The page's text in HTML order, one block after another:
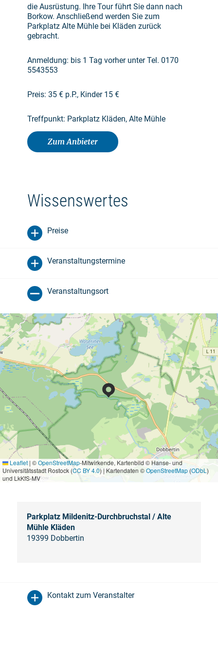
die Ausrüstung. Ihre Tour führt Sie dann nach
Borkow. Anschließend werden Sie zum
Parkplatz Alte Mühle bei Kläden zurück
gebracht.
Anmeldung: bis 1 Tag vorher unter Tel. 0170
5543553
Preis: 35 € p.P., Kinder 15 €
Treffpunkt: Parkplatz Kläden, Alte Mühle
Zum Anbieter
Wissenswertes
Preise
Veranstaltungstermine
Veranstaltungsort
Leaflet | ©OpenStreetMap-Mitwirkende, Kartenbild © Hanse- und
Universitätsstadt Rostock (CC BY 4.0) | Kartendaten ©OpenStreetMap (ODbL )
und LkKfS-MV
Parkplatz Mildenitz-Durchbruchstal / Alte
Mühle Kläden
19399 Dobbertin
Kontakt zum Veranstalter